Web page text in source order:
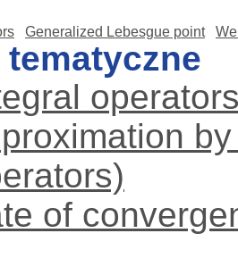
Generalized Lebesgue point
of